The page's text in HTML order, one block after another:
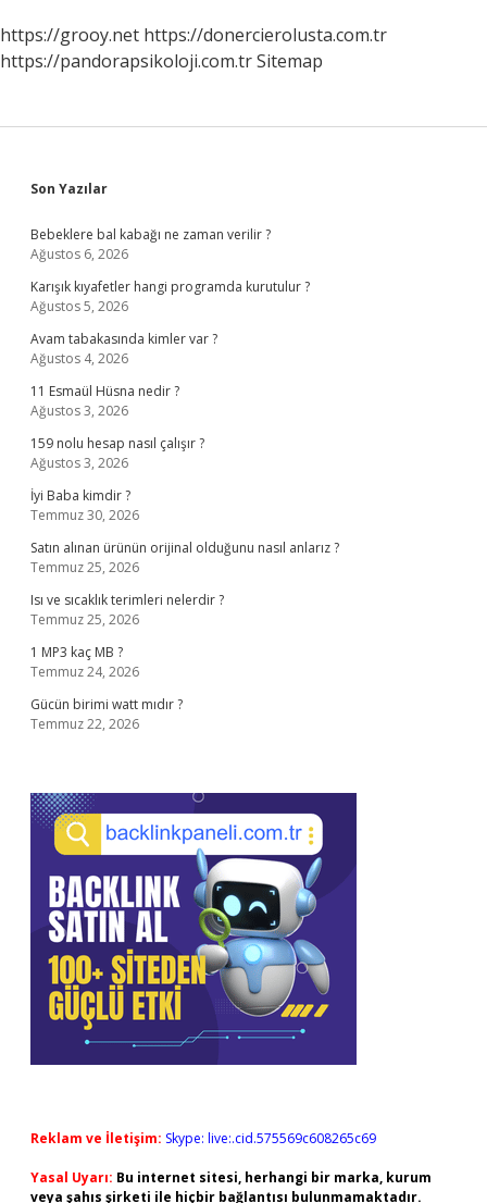
https://grooy.net https://donercierolusta.com.tr
https://pandorapsikoloji.com.trSitemap
Sidebar
Son Yazılar
Bebeklere bal kabağı ne zaman verilir ?
Ağustos 6, 2026
Karışık kıyafetler hangi programda kurutulur ?
Ağustos 5, 2026
Avam tabakasında kimler var ?
Ağustos 4, 2026
11 Esmaül Hüsna nedir ?
Ağustos 3, 2026
159 nolu hesap nasıl çalışır ?
Ağustos 3, 2026
İyi Baba kimdir ?
Temmuz 30, 2026
Satın alınan ürünün orijinal olduğunu nasıl anlarız ?
Temmuz 25, 2026
Isı ve sıcaklık terimleri nelerdir ?
Temmuz 25, 2026
1 MP3 kaç MB ?
Temmuz 24, 2026
Gücün birimi watt mıdır ?
Temmuz 22, 2026
Reklam ve İletişim: Skype: live:.cid.575569c608265c69
Yasal Uyarı: Bu internet sitesi, herhangi bir marka, kurum
veya şahıs şirketi ile hiçbir bağlantısı bulunmamaktadır.